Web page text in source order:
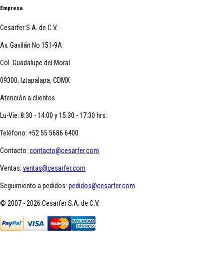
Empresa
Cesarfer S.A. de C.V.
Av. Gavilán No 151-9A
Col. Guadalupe del Moral
09300, Iztapalapa, CDMX
Atención a clientes
Lu-Vie: 8:30 - 14:00 y 15:30 - 17:30 hrs.
Teléfono: +52 55 5686 6400
Contacto: contacto@cesarfer.com
Ventas: ventas@cesarfer.com
Seguimiento a pedidos: pedidos@cesarfer.com
© 2007 - 2026 Cesarfer S.A. de C.V.